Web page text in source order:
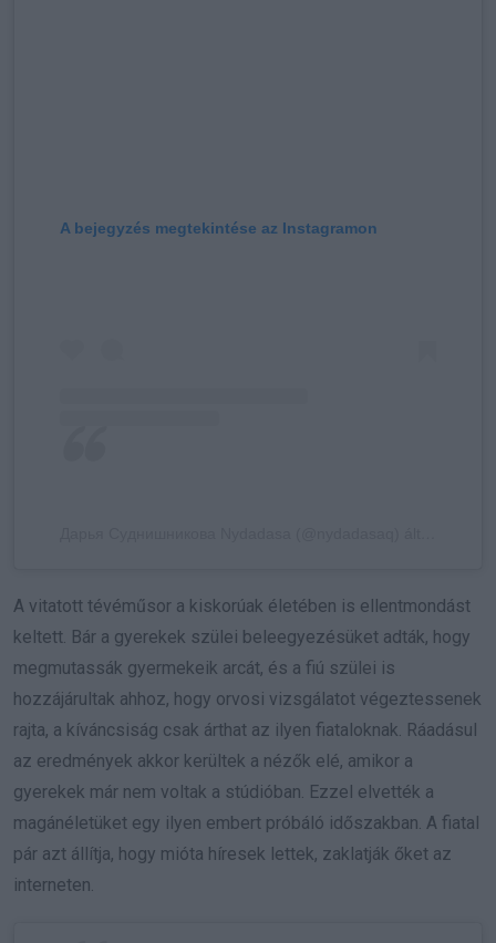
A bejegyzés megtekintése az Instagramon
A vitatott tévéműsor a kiskorúak életében is ellentmondást
keltett. Bár a gyerekek szülei beleegyezésüket adták, hogy
megmutassák gyermekeik arcát, és a fiú szülei is
hozzájárultak ahhoz, hogy orvosi vizsgálatot végeztessenek
rajta, a kíváncsiság csak árthat az ilyen fiataloknak. Ráadásul
az eredmények akkor kerültek a nézők elé, amikor a
gyerekek már nem voltak a stúdióban. Ezzel elvették a
magánéletüket egy ilyen embert próbáló időszakban. A fiatal
pár azt állítja, hogy mióta híresek lettek, zaklatják őket az
interneten.